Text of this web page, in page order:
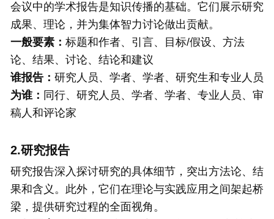
会议中的学术报告是知识传播的基础。它们展示研究
成果、理论，并为集体智力讨论做出贡献。
一般要素： 标题和作者、引言、目标/假设、方法
论、结果、讨论、结论和建议
谁报告： 研究人员、学者、学者、研究生和专业人员
为谁： 同行、研究人员、学者、学者、专业人员、审
稿人和评论家
2.研究报告
研究报告深入探讨研究的具体细节，突出方法论、结
果和含义。此外，它们在理论与实践应用之间架起桥
梁，提供研究过程的全面视角。